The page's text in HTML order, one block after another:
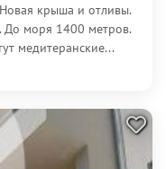
крыша и отливы.
До моря 1400 метров.
медитеранские...